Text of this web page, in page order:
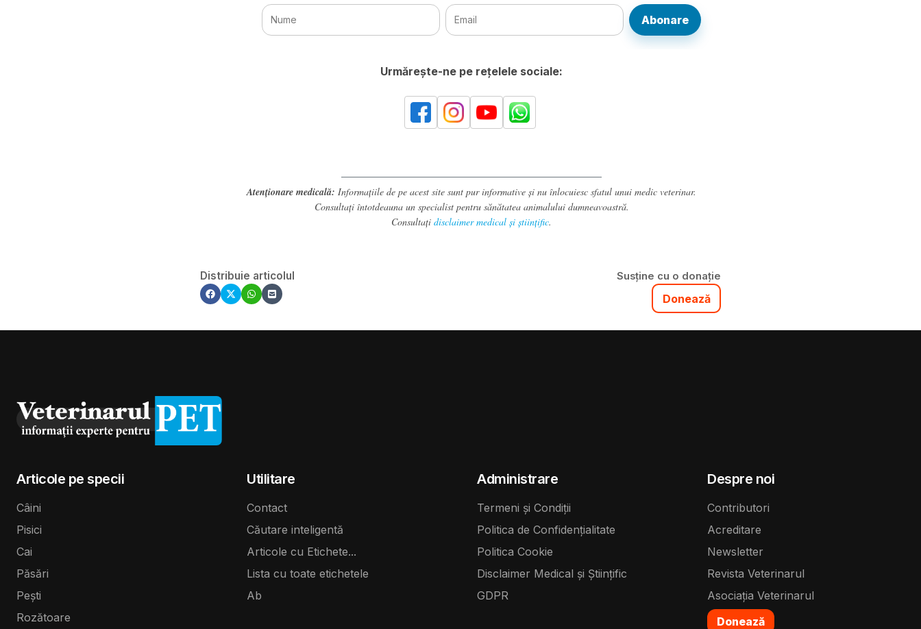
Abonare
Urmărește-ne pe rețelele sociale:
Atenționare medicală: Informațiile de pe acest site sunt pur informative și nu înlocuiesc sfatul unui medic veterinar.
Consultați întotdeauna un specialist pentru sănătatea animalului dumneavoastră.
Consultați disclaimer medical și științific.
Distribuie articolul Susține cu o donație
Donează
Articole pe specii
Câini
Pisici
Cai
Păsări
Pești
Rozătoare
Utilitare
Contact
Căutare inteligentă
Articole cu Etichete...
Lista cu toate etichetele
Ab
Administrare
Termeni și Condiții
Politica de Confidențialitate
Politica Cookie
Disclaimer Medical și Științific
GDPR
Despre noi
Contributori
Acreditare
Newsletter
Revista Veterinarul
Asociația Veterinarul
Donează